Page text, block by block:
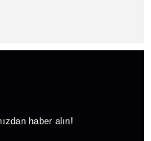
haber alın!